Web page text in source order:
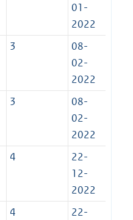
01-
2022
3
08-
02-
2022
3
08-
02-
2022
4
22-
12-
2022
4
22-